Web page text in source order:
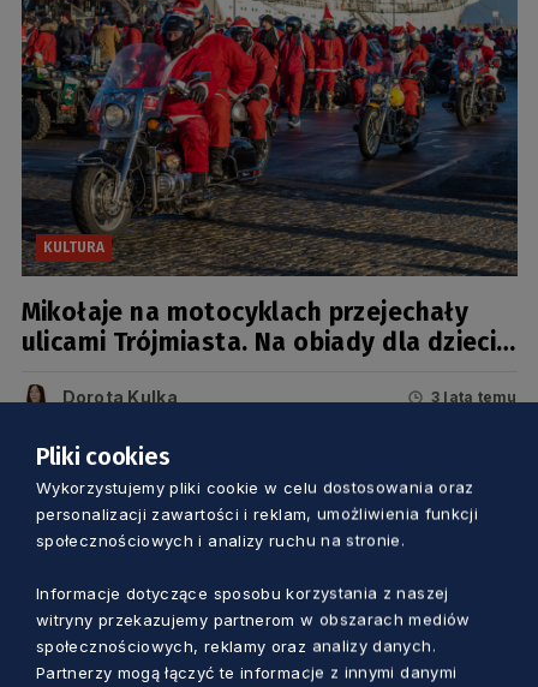
KULTURA
Mikołaje na motocyklach przejechały
ulicami Trójmiasta. Na obiady dla dzieci
Dorota Kulka 3 lata temu
Pliki cookies
Wykorzystujemy pliki cookie w celu dostosowania oraz
personalizacji zawartości i reklam, umożliwienia funkcji
społecznościowych i analizy ruchu na stronie.
Informacje dotyczące sposobu korzystania z naszej
witryny przekazujemy partnerom w obszarach mediów
społecznościowych, reklamy oraz analizy danych.
Partnerzy mogą łączyć te informacje z innymi danymi